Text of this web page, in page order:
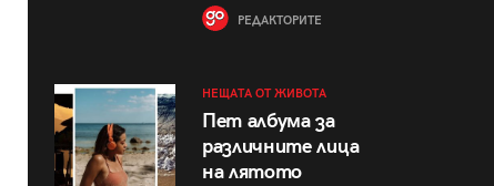
РЕДАКТОРИТЕ
НЕЩАТА ОТ ЖИВОТА
Пет албума за
различните лица
на лятото